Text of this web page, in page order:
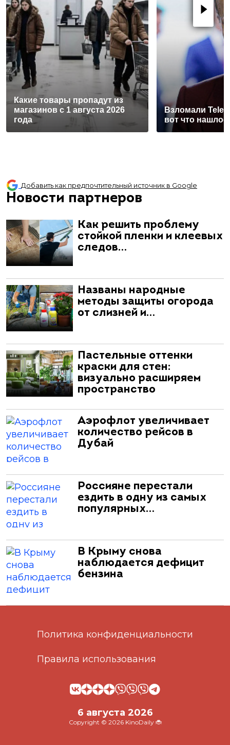
Какие товары пропадут из
магазинов с 1 августа 2026
года
Взломали
вот что
Добавить как предпочтительный источник в Google
Новости партнеров
Как решить проблему
стойкой пленки и клеевых
следов…
Названы народные
методы защиты огорода
от слизней и…
Пастельные оттенки
краски для стен:
визуально расширяем
пространство
Аэрофлот увеличивает
количество рейсов в
Дубай
Россияне перестали
ездить в одну из самых
популярных…
В Крыму снова
наблюдается дефицит
бензина
Политика конфиденциальности
Правила использования
6 августа 2026
Copyright © 2026 KinoDaily 🐞